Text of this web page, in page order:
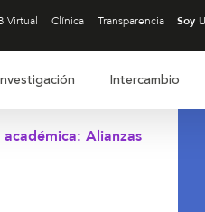
Virtual Clínica Transparencia
Intercambio
Alianzas